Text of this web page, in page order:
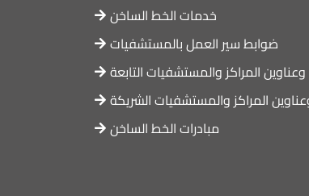
خدمات الخط الساخن
ضوابط سير العمل بالمستشفيات
المراكز والمستشفيات التابعة
المراكز والمستشفيات الشريكة
مبادرات الخط الساخن